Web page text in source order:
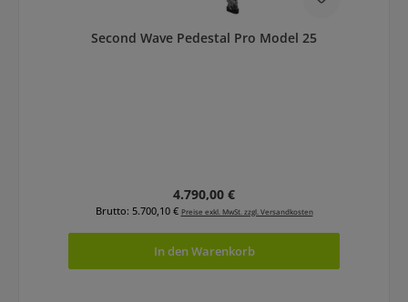
Second Wave Pedestal Pro Model 25
Regulärer Preis:
4.790,00 €
Brutto: 5.700,10 € Preise exkl. MwSt. zzgl. Versandkosten
In den Warenkorb